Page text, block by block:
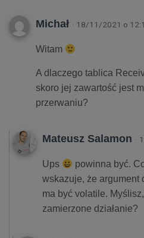
Michał · 18/11/2021 o
Witam
A dlaczego tablica
skoro jej zawartość jest
przerwaniu?
Mateusz Salamon ·
Ups
powinna być.
wskazuje, że argument
ma być volatile.
zamierzone działanie?